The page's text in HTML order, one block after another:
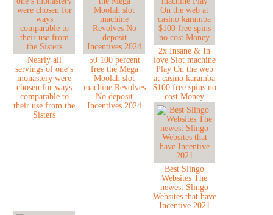
Nearly all
servings of one’s
monastery were
chosen for ways
comparable to
their use from the
Sisters
50 100 percent
free the Mega
Moolah slot
machine Revolves
No deposit
Incentives 2024
2x Insane & In
love Slot machine
Play On the web
at casino karamba
$100 free spins no
cost Money
Best Slingo
Websites The
newest Slingo
Websites that have
Incentive 2021